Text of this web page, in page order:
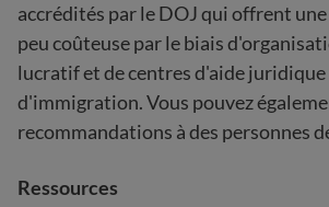
accrédités par le DOJ qui offrent
peu coûteuse par le biais
lucratif et de centres d'aide
d'immigration. Vous pouvez
recommandations à des personnes
Ressources